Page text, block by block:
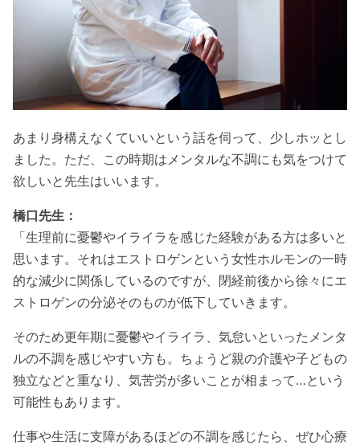
あまり身構えなくていいという話を伺って、少しホッとし
ました。ただ、この時期はメンタルな不調にも気をつけて
欲しいと先生はいいます。
橋口先生：
「生理前に憂鬱やイライラを感じた経験がある方は多いと
思います。それはエストロゲンという女性ホルモンの一時
的な減少に関係しているのですが、閉経前後から徐々にエ
ストロゲンの分泌そのものが低下していきます。
そのため更年期に憂鬱やイライラ、気怠いといったメンタ
ルの不調を感じやすい方も。ちょうど親の介護や子どもの
独立などと重なり、気苦労が多いことが相まって…という
可能性もあります。
仕事や生活に支障があるほどの不調を感じたら、ぜひ心療